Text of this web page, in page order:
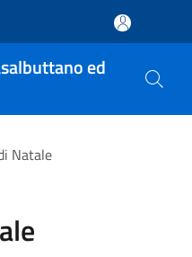
ed
Natale